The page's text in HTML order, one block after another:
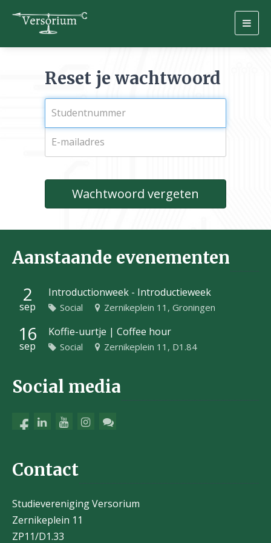
Reset je wachtwoord
Wachtwoord vergeten
Aanstaande evenementen
2
sep
Introductionweek - Introductieweek
Social Zernikeplein 11, Groningen
16
sep
Koffie-uurtje | Coffee hour
Social Zernikeplein 11, D1.84
Social media
Contact
Studievereniging Versorium
Zernikeplein 11
ZP11/D1.33